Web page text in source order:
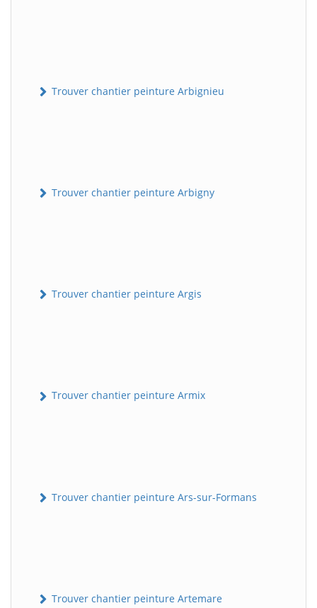
Trouver chantier peinture Arbignieu
Trouver chantier peinture Arbigny
Trouver chantier peinture Argis
Trouver chantier peinture Armix
Trouver chantier peinture Ars-sur-Formans
Trouver chantier peinture Artemare